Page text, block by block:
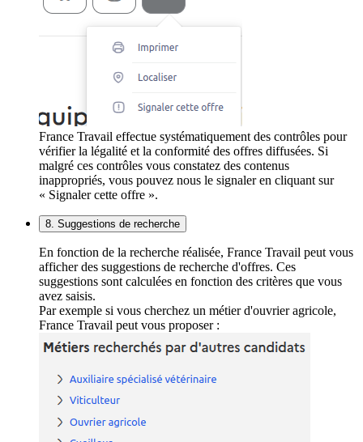
France Travail effectue systématiquement des contrôles pour
vérifier la légalité et la conformité des offres diffusées. Si
malgré ces contrôles vous constatez des contenus
inappropriés, vous pouvez nous le signaler en cliquant sur
« Signaler cette offre ».
8. Suggestions de recherche
En fonction de la recherche réalisée, France Travail peut vous
afficher des suggestions de recherche d'offres. Ces
suggestions sont calculées en fonction des critères que vous
avez saisis.
Par exemple si vous cherchez un métier d'ouvrier agricole,
France Travail peut vous proposer :